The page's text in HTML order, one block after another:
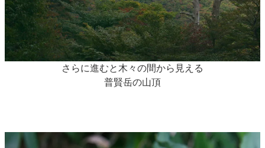
さらに進むと木々の間から見える
普賢岳の山頂